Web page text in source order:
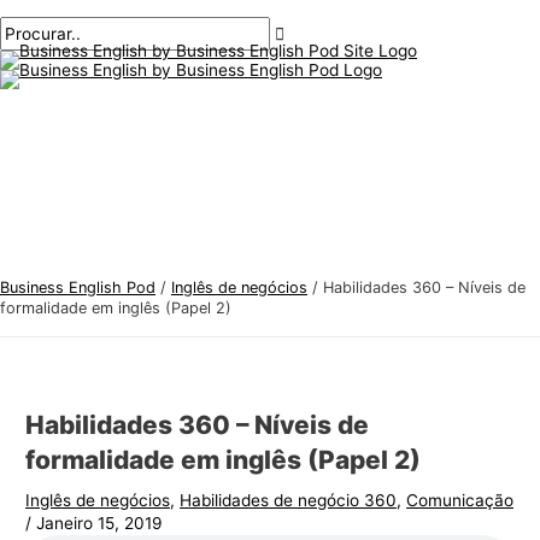
para
o
conteúdo
principal
Business English Pod / Inglês de negócios / Habilidades 360 – Níveis de
formalidade em inglês (Papel 2)
Habilidades 360 – Níveis de
formalidade em inglês (Papel 2)
Inglês de negócios, Habilidades de negócio 360,Comunicação
/Janeiro 15, 2019
navegação
aqui..
mail*
T
ó
p
i
ê
s
p
a
P
r
o